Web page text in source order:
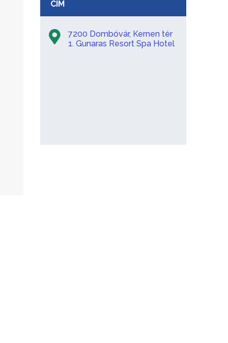
CÍM
7200 Dombóvár, Kernen tér
1. Gunaras Resort Spa Hotel